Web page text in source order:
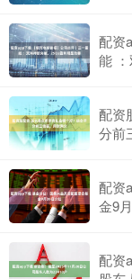
配资
能
配资
分前
配资
金9
配资